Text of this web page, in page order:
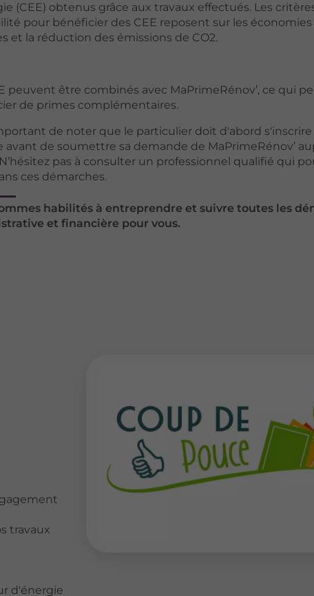
(CEE) obtenus grâce aux travaux effectués. Les
pour bénéficier des CEE reposent sur les
et la réduction des émissions de CO2.
peuvent être combinés avec MaPrimeRénov’, ce qui
de primes complémentaires.
de noter que le particulier doit d'abord s'inscrire
avant de soumettre sa demande de MaPrimeRénov’
N’hésitez pas à consulter un professionnel qualifié qui
ces démarches.
habilités à entreprendre et suivre toutes les
et financière pour vous.
travaux
d'énergie